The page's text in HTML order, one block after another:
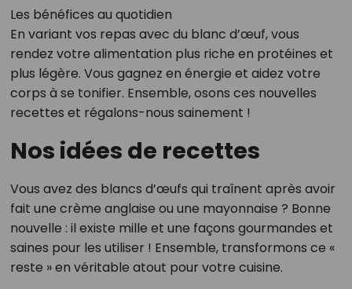
Les bénéfices au quotidien
En variant vos repas avec du blanc d’œuf, vous
rendez votre alimentation plus riche en protéines et
plus légère. Vous gagnez en énergie et aidez votre
corps à se tonifier. Ensemble, osons ces nouvelles
recettes et régalons-nous sainement !
Nos idées de recettes
Vous avez des blancs d’œufs qui traînent après avoir
fait une crème anglaise ou une mayonnaise ? Bonne
nouvelle : il existe mille et une façons gourmandes et
saines pour les utiliser ! Ensemble, transformons ce «
reste » en véritable atout pour votre cuisine.